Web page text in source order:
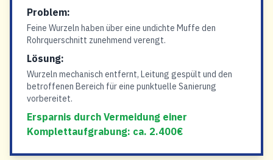
Problem:
Feine Wurzeln haben über eine undichte Muffe den
Rohrquerschnitt zunehmend verengt.
Lösung:
Wurzeln mechanisch entfernt, Leitung gespült und den
betroffenen Bereich für eine punktuelle Sanierung
vorbereitet.
Ersparnis durch Vermeidung einer
Komplettaufgrabung: ca. 2.400€